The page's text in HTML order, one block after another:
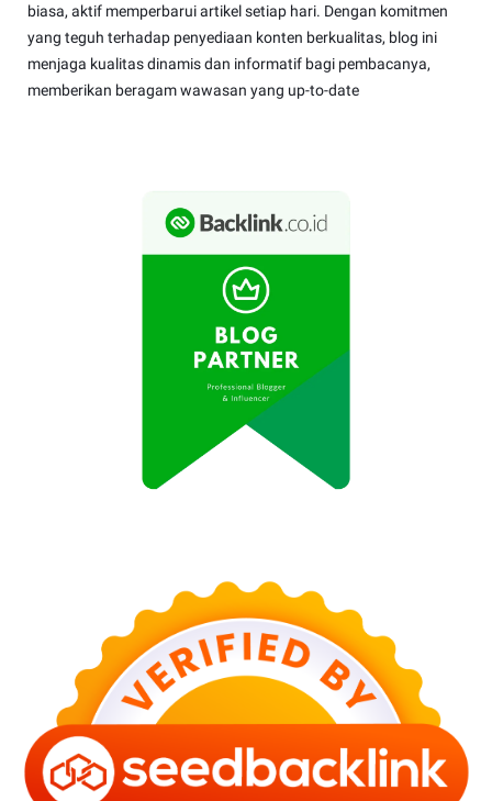
biasa, aktif memperbarui artikel setiap hari. Dengan komitmen
yang teguh terhadap penyediaan konten berkualitas, blog ini
menjaga kualitas dinamis dan informatif bagi pembacanya,
memberikan beragam wawasan yang up-to-date